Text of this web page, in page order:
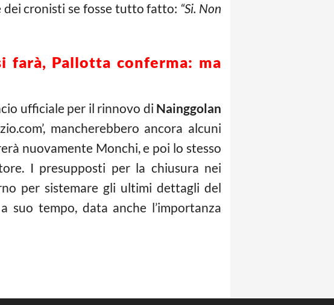
dei cronisti se fosse tutto fatto: “Si. Non
farà, Pallotta conferma: ma
ufficiale per il rinnovo di Nainggolan
mancherebbero ancora alcuni
nuovamente Monchi, e poi lo stesso
I presupposti per la chiusura nei
per sistemare gli ultimi dettagli del
tempo, data anche l’importanza